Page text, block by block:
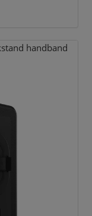
handband